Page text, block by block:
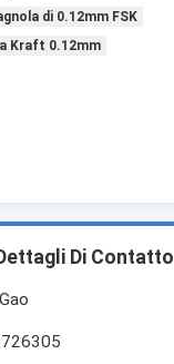
di 0.12mm FSK
Kraft 0.12mm
Di Contatto